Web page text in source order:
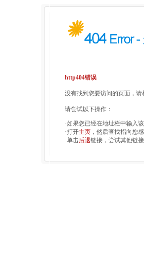
http404错误
没有找到您要访问的页面，
请尝试以下操作：
·如果您已经在地址栏中输入
·打开主页 ，然后查找指向您
·单击后退链接，尝试其他链